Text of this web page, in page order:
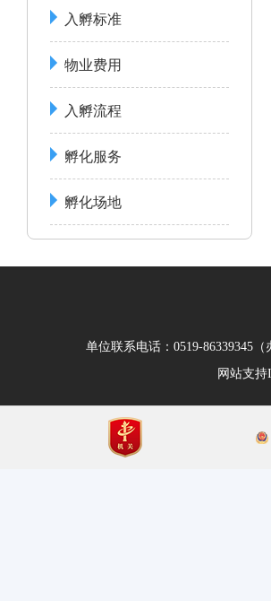
入孵标准
物业费用
入孵流程
孵化服务
孵化场地
单位联系电话：0519-86339345
网站支